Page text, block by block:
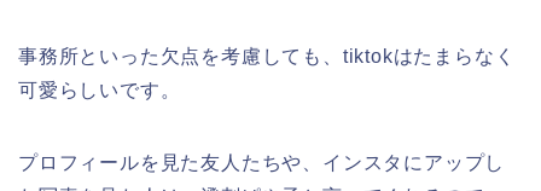
事務所といった欠点を考慮しても、tiktokはたまらなく
可愛らしいです。
プロフィールを見た友人たちや、インスタにアップし